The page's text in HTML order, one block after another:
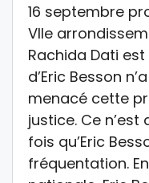
16 septembre
VIIe
Rachida Dati
d’Eric Besson
menacé cette
justice. Ce n’est
fois qu’Eric
fréquentation.